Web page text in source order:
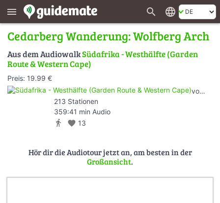
menu search language
Cedarberg Wanderung: Wolfberg Arch
Aus dem AudiowalkSüdafrika - Westhälfte (Garden
Route & Western Cape)
Preis: 19.99 €
von
213 Stationen
359:41 min Audio
directions_walk favorite 13
Hör dir die Audiotour jetzt an, am besten in der
Großansicht.